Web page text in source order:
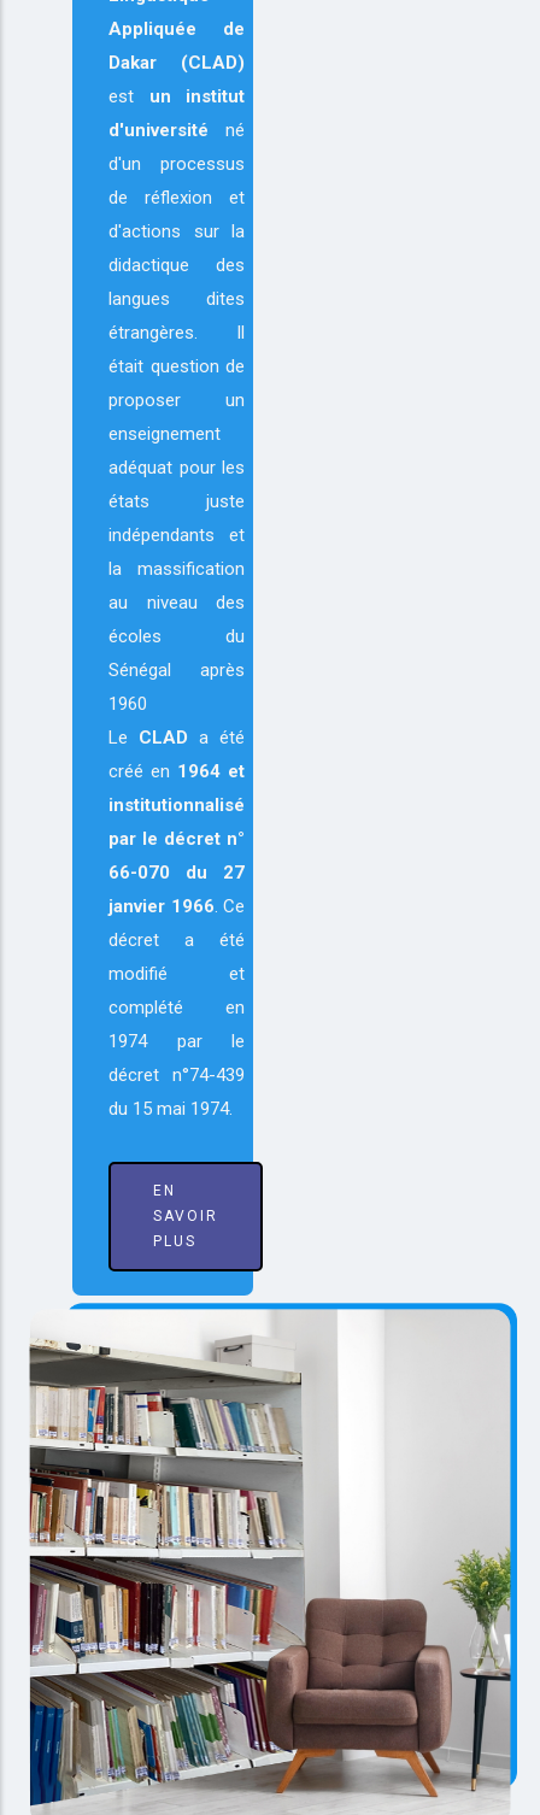
Appliquée de
Dakar (CLAD)
est un institut
d'université né
d'un processus
de réflexion et
d'actions sur la
didactique des
langues dites
étrangères. Il
était question de
proposer un
enseignement
adéquat pour les
états juste
indépendants et
la massification
au niveau des
écoles du
Sénégal après
1960
Le CLAD a été
créé en 1964 et
institutionnalisé
par le décret n°
66-070 du 27
janvier 1966. Ce
décret a été
modifié et
complété en
1974 par le
décret n°74-439
du 15 mai 1974.
EN
SAVOIR
PLUS